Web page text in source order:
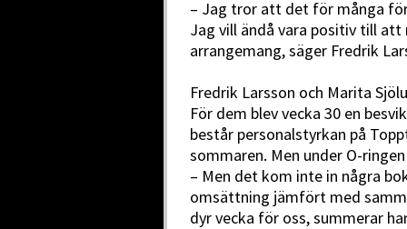
– Jag tror att det för många
Jag vill ändå vara positiv till att
arrangemang, säger Fredrik
Fredrik Larsson och Marita
För dem blev vecka 30 en
består personalstyrkan på
sommaren. Men under O-
– Men det kom inte in några
omsättning jämfört med
dyr vecka för oss, summerar